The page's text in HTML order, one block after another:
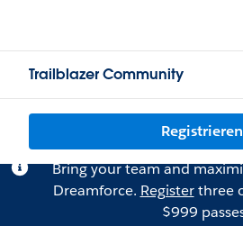
Trailblazer Community
Registrieren
Bring your team and
Dreamforce. Registerthree
$999